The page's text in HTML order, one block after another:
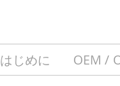
はじめに OEM /